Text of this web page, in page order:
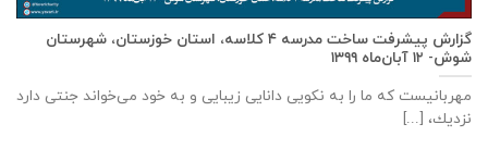
گزارش پیشرفت ساخت مدرسه ٤ كلاسه، استان خوزستان، شهرستان
شوش- ۱۲ آبان‌ماه ۱۳۹۹
مهربانيست كه ما را به نكويی دانايی زيبايی و به خود می‌خواند جنتی دارد
نزديك، [...]